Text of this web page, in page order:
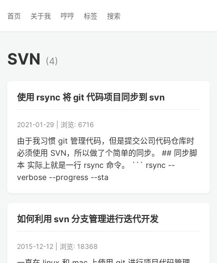
首页 关于我 哼哼 标签 搜索
SVN (4)
使用 rsync 将 git 代码项目同步到 svn
2021-01-29 | 浏览: 6716
由于我习惯 git 管理代码，但是提交公司代码仓库时
必须使用 SVN，所以做了个简单的同步。 ## 同步脚
本 实际上就是一行 rsync 命令。 ``` rsync --
verbose --progress --sta
如何利用 svn 分支管理进行迭代开发
2015-12-12 | 浏览: 18368